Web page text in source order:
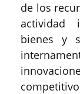
de los
actividad
bienes y